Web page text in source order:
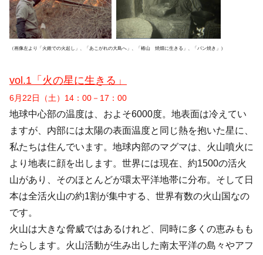
（画像左より「火錐での火起し」、「あこがれの大島へ」、「椿山 焼畑に生きる」、「パン焼き」）
vol.1「火の星に生きる」
6月22日（土）14：00－17：00
地球中心部の温度は、およそ6000度。地表面は冷えてい
ますが、内部には太陽の表面温度と同じ熱を抱いた星に、
私たちは住んでいます。地球内部のマグマは、火山噴火に
より地表に顔を出します。世界には現在、約1500の活火
山があり、そのほとんどが環太平洋地帯に分布。そして日
本は全活火山の約1割が集中する、世界有数の火山国なの
です。
火山は大きな脅威ではあるけれど、同時に多くの恵みもも
たらします。火山活動が生み出した南太平洋の島々やアフ